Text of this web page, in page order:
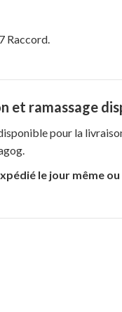
Raccord.
et ramassage
pour la
le jour même